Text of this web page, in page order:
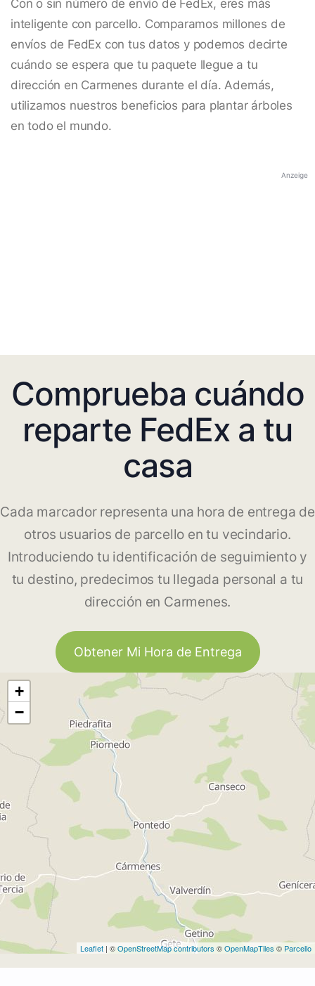
Con o sin número de envío de FedEx, eres más
inteligente con parcello. Comparamos millones de
envíos de FedEx con tus datos y podemos decirte
cuándo se espera que tu paquete llegue a tu
dirección en Carmenes durante el día. Además,
utilizamos nuestros beneficios para plantar árboles
en todo el mundo.
Anzeige
Comprueba cuándo
reparte FedEx a tu
casa
Cada marcador representa una hora de entrega de
otros usuarios de parcello en tu vecindario.
Introduciendo tu identificación de seguimiento y
tu destino, predecimos tu llegada personal a tu
dirección en Carmenes.
Obtener Mi Hora de Entrega
+
−
Leaflet | ©OpenStreetMap contributors ©OpenMapTiles © Parcello